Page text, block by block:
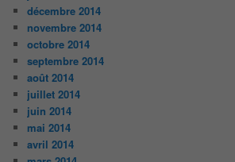
décembre 2014
novembre 2014
octobre 2014
septembre 2014
août 2014
juillet 2014
juin 2014
mai 2014
avril 2014